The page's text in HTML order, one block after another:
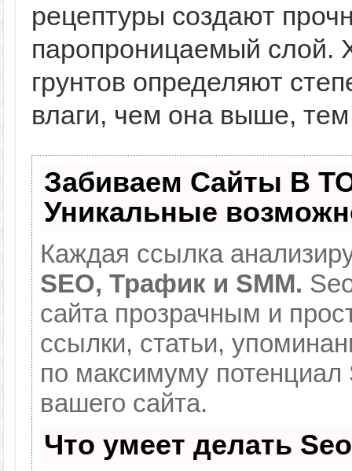
рецептуры создают
паропроницаемый слой.
грунтов определяют
влаги, чем она выше,
Забиваем Сайты В
Уникальные
Каждая ссылка
SEO, Трафик и SMM.
сайта прозрачным и
ссылки, статьи,
по максимуму
вашего сайта.
Что умеет делать